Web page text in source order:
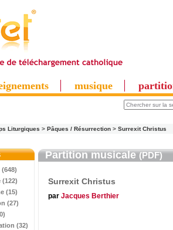
musique
Liturgiques > Pâques / Résurrection > Surrexit Christus
(122)
(15)
(27)
(32)
Partition musicale(PDF)
Surrexit Christus
par Jacques Berthier